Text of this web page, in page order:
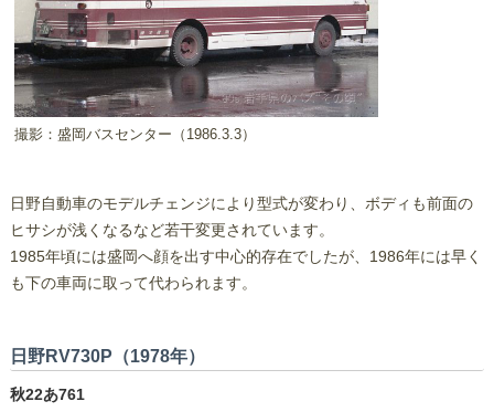
撮影：盛岡バスセンター（1986.3.3）
日野自動車のモデルチェンジにより型式が変わり、ボディも前面の
ヒサシが浅くなるなど若干変更されています。
1985年頃には盛岡へ顔を出す中心的存在でしたが、1986年には早く
も下の車両に取って代わられます。
日野RV730P（1978年）
秋22あ761